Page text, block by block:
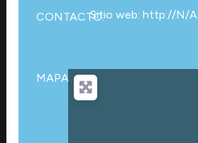
CONTACTO:Sitio web: http://N/A
MAPA: